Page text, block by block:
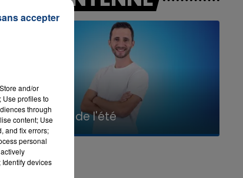
7h00 - 11h00
La Team de l'été
and/or
profiles to
through
content; Use
and fix errors;
personal
devices
accepter